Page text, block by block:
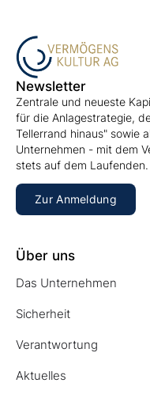
Newsletter
Zentrale und neueste
für die Anlagestrategie,
Tellerrand hinaus" sowie
Unternehmen - mit dem
stets auf dem Laufenden.
Zur Anmeldung
Über uns
Das Unternehmen
Sicherheit
Verantwortung
Aktuelles